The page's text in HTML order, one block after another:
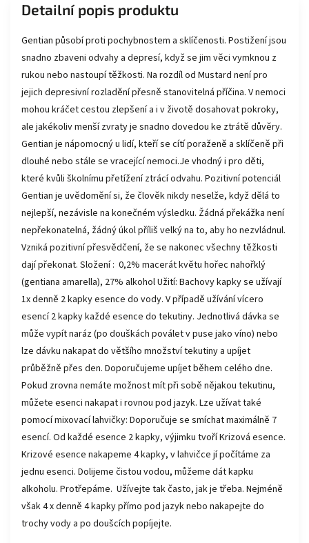
Detailní popis produktu
Gentian působí proti pochybnostem a sklíčenosti. Postižení jsou
snadno zbaveni odvahy a depresí, když se jim věci vymknou z
rukou nebo nastoupí těžkosti. Na rozdíl od Mustard není pro
jejich depresivní rozladění přesně stanovitelná příčina. V nemoci
mohou kráčet cestou zlepšení a i v životě dosahovat pokroky,
ale jakékoliv menší zvraty je snadno dovedou ke ztrátě důvěry.
Gentian je nápomocný u lidí, kteří se cítí poraženě a sklíčeně při
dlouhé nebo stále se vracející nemoci.Je vhodný i pro děti,
které kvůli školnímu přetížení ztrácí odvahu. Pozitivní potenciál
Gentian je uvědomění si, že člověk nikdy neselže, když dělá to
nejlepší, nezávisle na konečném výsledku. Žádná překážka není
nepřekonatelná, žádný úkol příliš velký na to, aby ho nezvládnul.
Vzniká pozitivní přesvědčení, že se nakonec všechny těžkosti
dají překonat. Složení : 0,2% macerát květu hořec nahořklý
(gentiana amarella), 27% alkohol Užití: Bachovy kapky se užívají
1x denně 2 kapky esence do vody. V případě užívání vícero
esencí 2 kapky každé esence do tekutiny. Jednotlivá dávka se
může vypít naráz (po douškách poválet v puse jako víno) nebo
lze dávku nakapat do většího množství tekutiny a upíjet
průběžně přes den. Doporučujeme upíjet během celého dne.
Pokud zrovna nemáte možnost mít při sobě nějakou tekutinu,
můžete esenci nakapat i rovnou pod jazyk. Lze užívat také
pomocí mixovací lahvičky: Doporučuje se smíchat maximálně 7
esencí. Od každé esence 2 kapky, výjimku tvoří Krizová esence.
Krizové esence nakapeme 4 kapky, v lahvičce jí počítáme za
jednu esenci. Dolijeme čistou vodou, můžeme dát kapku
alkoholu. Protřepáme. Užívejte tak často, jak je třeba. Nejméně
však 4 x denně 4 kapky přímo pod jazyk nebo nakapejte do
trochy vody a po doušcích popíjejte.